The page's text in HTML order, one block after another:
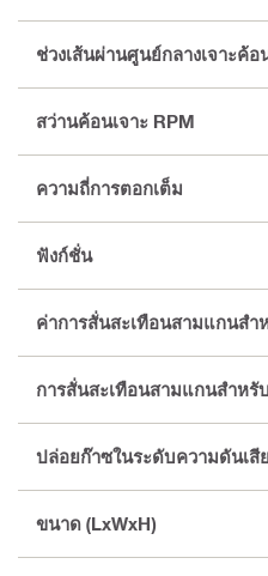
ช่วงเส้นผ่านศูนย์กลางเจาะค้อ
สว่านค้อนเจาะ RPM
ความถี่การตอกเต็ม
ฟังก์ชั่น
ค่าการสั่นสะเทือนสามแกนสำ
การสั่นสะเทือนสามแกนสำหรั
ปล่อยก๊าซในระดับความดันเสี
ขนาด (LxWxH)